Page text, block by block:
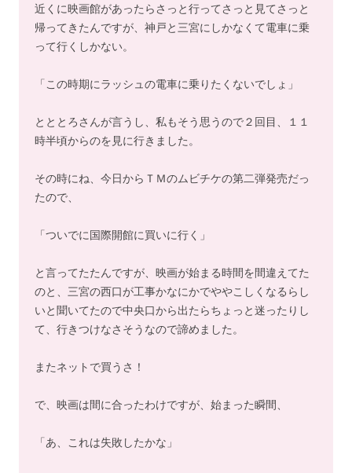
近くに映画館があったらさっと行ってさっと見てさっと
帰ってきたんですが、神戸と三宮にしかなくて電車に乗
って行くしかない。
「この時期にラッシュの電車に乗りたくないでしょ」
とととろさんが言うし、私もそう思うので２回目、１１
時半頃からのを見に行きました。
その時にね、今日からＴＭのムビチケの第二弾発売だっ
たので、
「ついでに国際開館に買いに行く」
と言ってたたんですが、映画が始まる時間を間違えてた
のと、三宮の西口が工事かなにかでややこしくなるらし
いと聞いてたので中央口から出たらちょっと迷ったりし
て、行きつけなさそうなので諦めました。
またネットで買うさ！
で、映画は間に合ったわけですが、始まった瞬間、
「あ、これは失敗したかな」